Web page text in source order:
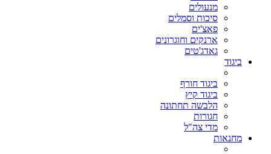
מנעולים
סיכות וסמלים
פאצ'ים
ארנקים וחוגרונים
גאדג'טים
ביגוד
ביגוד חורף
ביגוד קיץ
הלבשה תחתונה
חגורות
מדי צה"ל
מחנאות